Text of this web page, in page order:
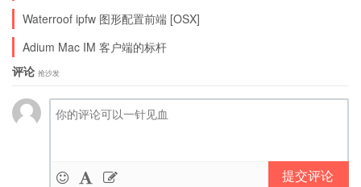
Waterroof ipfw 图形配置前端 [OSX]
Adium Mac IM 客户端的标杆
评论 抢沙发
提交评论